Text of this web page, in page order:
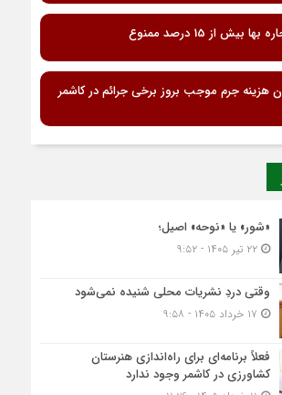
بیش از 15 درصد ممنوع
هزینه جرم موجب بروز برخی جرائم در کاشمر
«شور» یا «نوحه» اصیل؛
۲۲ تیر ۱۴۰۵ - ۹:۵۲
وقتی دردِ نشریات محلی شنیده نمی‌شود
فعلاً برنامه‌ای برای راه‌اندازی هنرستان
کشاورزی در کاشمر وجود ندارد